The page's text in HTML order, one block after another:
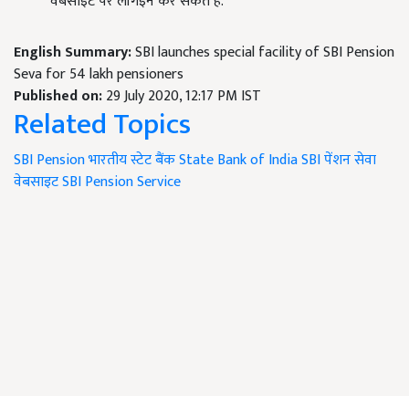
English Summary:SBI launches special facility of SBI Pension
Seva for 54 lakh pensioners
Published on:29 July 2020, 12:17 PM IST
Related Topics
SBIPensionभारतीय स्टेट बैंकState Bank of IndiaSBI पेंशन सेवा
वेबसाइटSBI Pension Service